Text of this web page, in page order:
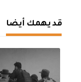
قد يهمك أيضا